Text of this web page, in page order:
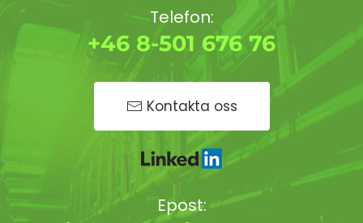
Telefon:
+46 8-501 676 76
Kontakta oss
Epost: